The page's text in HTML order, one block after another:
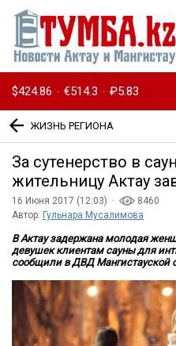
$424.86 · €514.3 · ₽5.83
ЖИЗНЬ РЕГИОНА
За сутенерство в
жительницу Актау
16 Июня 2017 (12:03) ·
8460
Автор: Гульнара Мусалимова
В Актау задержана молодая
девушек клиентам сауны для
сообщили в ДВД Мангистауской